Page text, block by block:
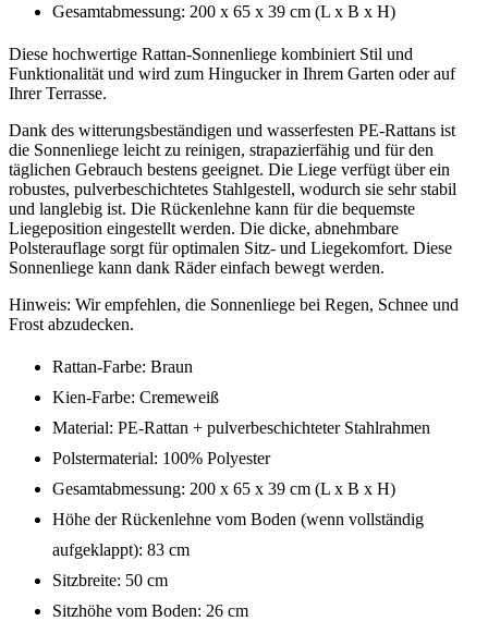
Gesamtabmessung: 200 x 65 x 39 cm (L x B x H)
Diese hochwertige Rattan-Sonnenliege kombiniert Stil und
Funktionalität und wird zum Hingucker in Ihrem Garten oder auf
Ihrer Terrasse.
Dank des witterungsbeständigen und wasserfesten PE-Rattans ist
die Sonnenliege leicht zu reinigen, strapazierfähig und für den
täglichen Gebrauch bestens geeignet. Die Liege verfügt über ein
robustes, pulverbeschichtetes Stahlgestell, wodurch sie sehr stabil
und langlebig ist. Die Rückenlehne kann für die bequemste
Liegeposition eingestellt werden. Die dicke, abnehmbare
Polsterauflage sorgt für optimalen Sitz- und Liegekomfort. Diese
Sonnenliege kann dank Räder einfach bewegt werden.
Hinweis: Wir empfehlen, die Sonnenliege bei Regen, Schnee und
Frost abzudecken.
Rattan-Farbe: Braun
Kien-Farbe: Cremeweiß
Material: PE-Rattan + pulverbeschichteter Stahlrahmen
Polstermaterial: 100% Polyester
Gesamtabmessung: 200 x 65 x 39 cm (L x B x H)
Höhe der Rückenlehne vom Boden (wenn vollständig
aufgeklappt): 83 cm
Sitzbreite: 50 cm
Sitzhöhe vom Boden: 26 cm